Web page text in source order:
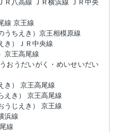
Ｒ八高線 ＪＲ横浜線 ＪＲ中央
線 京王線
うちえき）京王相模原線
き）ＪＲ中央線
京王高尾線
おうだいがく・めいせいだい
き） 京王高尾線
えき） 京王高尾線
うじえき） 京王線
浜線
線